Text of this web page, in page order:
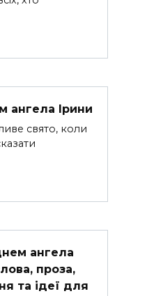
ангела Ірини
свято, коли
ангела
проза,
та ідеї для